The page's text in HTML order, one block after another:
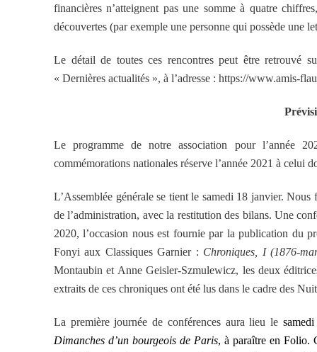
financières n’atteignent pas une somme à quatre
découvertes (par exemple une personne qui possède une
Le détail de toutes ces rencontres peut être retrouvé
« Dernières actualités », à l’adresse : https://www.amis-
Le programme de notre association pour l’année
commémorations nationales réserve l’année 2021 à celui
L’Assemblée générale se tient le samedi 18 janvier.
de l’administration, avec la restitution des bilans. Une
2020, l’occasion nous est fournie par la publication du
Fonyi aux Classiques Garnier : Chroniques, I (1876-
Montaubin et Anne Geisler-Szmulewicz, les deux
extraits de ces chroniques ont été lus dans le cadre des
La première journée de conférences aura lieu le
Dimanches d’un bourgeois de Paris, à paraître en Folio.